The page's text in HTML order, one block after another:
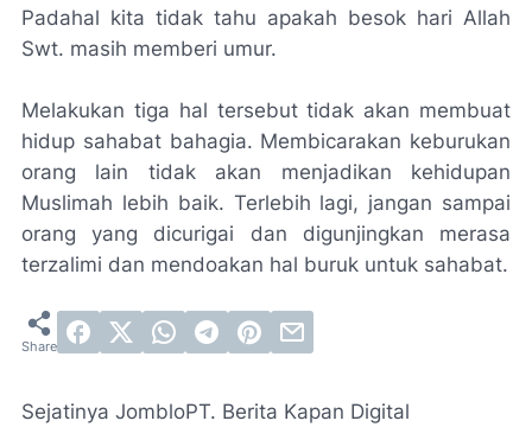
Padahal kita tidak tahu apakah besok hari Allah
Swt. masih memberi umur.
Melakukan tiga hal tersebut tidak akan membuat
hidup sahabat bahagia. Membicarakan keburukan
orang lain tidak akan menjadikan kehidupan
Muslimah lebih baik. Terlebih lagi, jangan sampai
orang yang dicurigai dan digunjingkan merasa
terzalimi dan mendoakan hal buruk untuk sahabat.
Sejatinya JombloPT. Berita Kapan Digital